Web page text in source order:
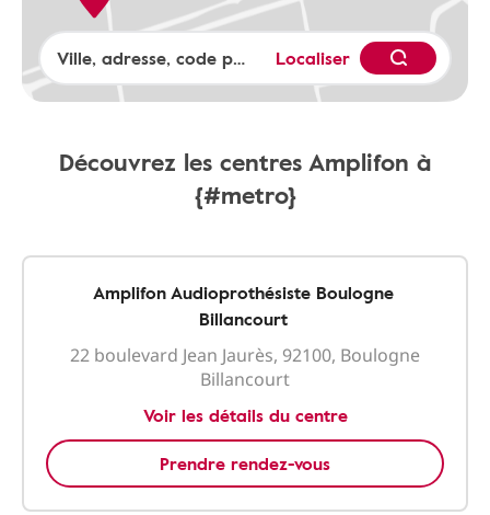
Localiser
Découvrez les centres Amplifon à
{#metro}
Amplifon Audioprothésiste Boulogne
Billancourt
22 boulevard Jean Jaurès, 92100, Boulogne
Billancourt
Voir les détails du centre
Prendre rendez-vous